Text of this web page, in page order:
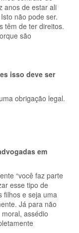
anos de estar ali
não pode ser.
têm de ter direitos.
são
isso deve ser
obrigação legal.
em
“você faz parte
esse tipo de
filhos e seja uma
Já para não
assédio